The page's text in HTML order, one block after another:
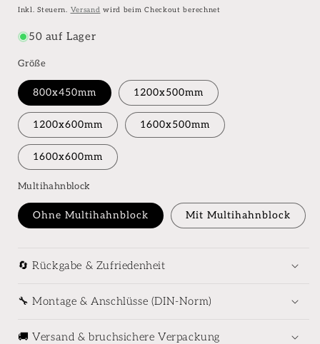
Preis
Inkl. Steuern. Versand wird beim Checkout berechnet
50 auf Lager
Größe
800x450mm 1200x500mm
1200x600mm 1600x500mm
1600x600mm
Multihahnblock
Ohne Multihahnblock Mit Multihahnblock
🔄 Rückgabe & Zufriedenheit
🔧 Montage & Anschlüsse (DIN-Norm)
🚚 Versand & bruchsichere Verpackung